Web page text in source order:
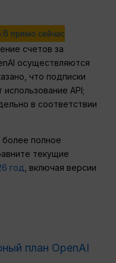
прямо сейчас
счетов за
осуществляются
что подписки
API;
в соответствии
полное
текущие
год, включая версии
план OpenAI